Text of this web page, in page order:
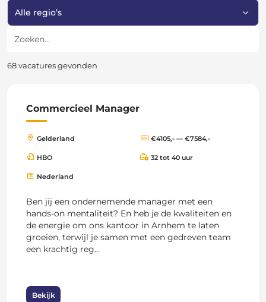
Zoeken
68 vacatures gevonden
Commercieel Manager
Gelderland €4105,- — €7584,-
HBO 32 tot 40 uur
Nederland
Ben jij een ondernemende manager met een
hands-on mentaliteit? En heb je de kwaliteiten en
de energie om ons kantoor in Arnhem te laten
groeien, terwijl je samen met een gedreven team
een krachtig reg...
Bekijk